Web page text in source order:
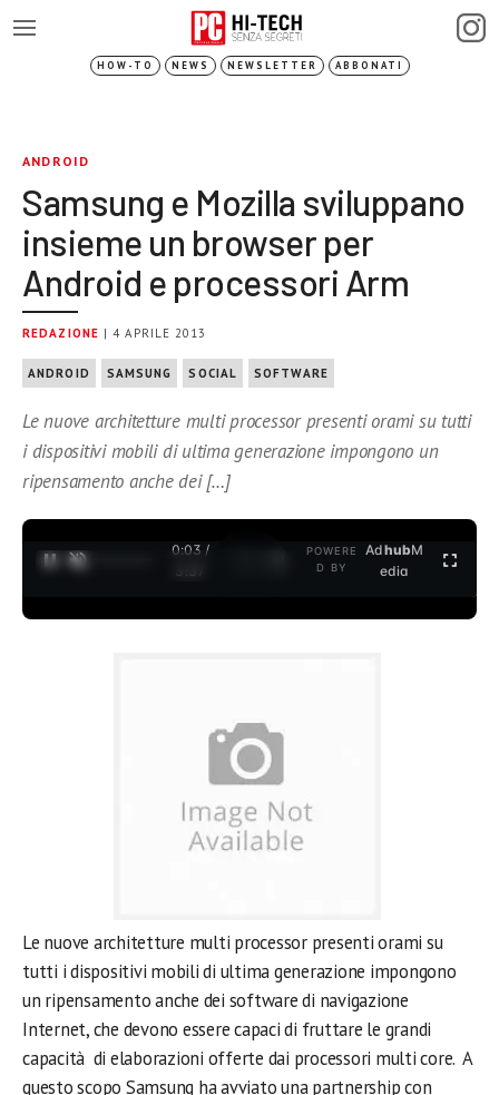
HOW-TO NEWS NEWSLETTER ABBONATI
ANDROID
Samsung e Mozilla sviluppano
insieme un browser per
Android e processori Arm
REDAZIONE | 4 APRILE 2013
ANDROID SAMSUNG SOCIAL SOFTWARE
Le nuove architetture multi processor presenti orami su tutti
i dispositivi mobili di ultima generazione impongono un
ripensamento anche dei […]
0:03 /
3:37
POWERE
D BY
AdhubM
edia
Le nuove architetture multi processor presenti orami su
tutti i dispositivi mobili di ultima generazione impongono
un ripensamento anche dei software di navigazione
Internet, che devono essere capaci di fruttare le grandi
capacità di elaborazioni offerte dai processori multi core. A
questo scopo Samsung ha avviato una partnership con